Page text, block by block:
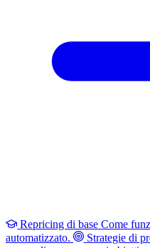
Repricing di base Come
automatizzato.
Strategie di